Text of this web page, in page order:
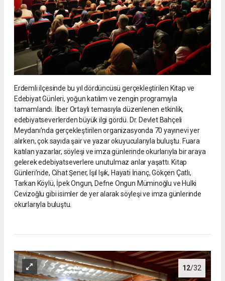
Erdemli ilçesinde bu yıl dördüncüsü gerçekleştirilen Kitap ve
Edebiyat Günleri, yoğun katılım ve zengin programıyla
tamamlandı. İlber Ortaylı temasıyla düzenlenen etkinlik,
edebiyatseverlerden büyük ilgi gördü. Dr. Devlet Bahçeli
Meydanı’nda gerçekleştirilen organizasyonda 70 yayınevi yer
alırken, çok sayıda şair ve yazar okuyucularıyla buluştu. Fuara
katılan yazarlar, söyleşi ve imza günlerinde okurlarıyla bir araya
gelerek edebiyatseverlere unutulmaz anlar yaşattı. Kitap
Günleri’nde, Cihat Şener, Işıl Işık, Hayati İnanç, Gökçen Çatlı,
Tarkan Köylü, İpek Ongun, Defne Ongun Müminoğlu ve Hulki
Cevizoğlu gibi isimler de yer alarak söyleşi ve imza günlerinde
okurlarıyla buluştu.
12/32